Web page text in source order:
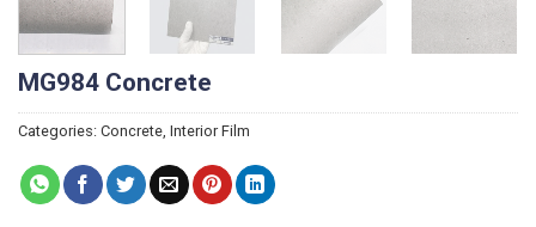
MG984 Concrete
Categories: Concrete Interior Film